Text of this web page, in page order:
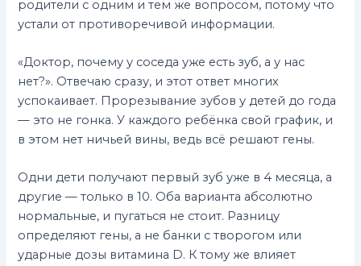
родители с одним и тем же вопросом, потому что
устали от противоречивой информации.
«Доктор, почему у соседа уже есть зуб, а у нас
нет?». Отвечаю сразу, и этот ответ многих
успокаивает. Прорезывание зубов у детей до года
— это не гонка. У каждого ребёнка свой график, и
в этом нет ничьей вины, ведь всё решают гены.
Одни дети получают первый зуб уже в 4 месяца, а
другие — только в 10. Оба варианта абсолютно
нормальные, и пугаться не стоит. Разницу
определяют гены, а не банки с творогом или
ударные дозы витамина D. К тому же влияет